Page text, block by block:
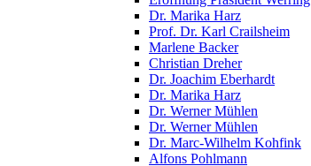
Dr. Marika Harz
Prof. Dr. Karl Crailsheim
Marlene Backer
Christian Dreher
Dr. Joachim Eberhardt
Dr. Marika Harz
Dr. Werner Mühlen
Dr. Werner Mühlen
Dr. Marc-Wilhelm Kohfink
Alfons Pohlmann